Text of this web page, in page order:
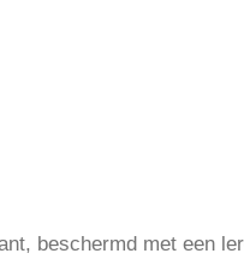
beschermd met een